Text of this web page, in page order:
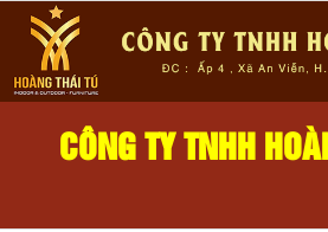
CÔNG TY TNHH